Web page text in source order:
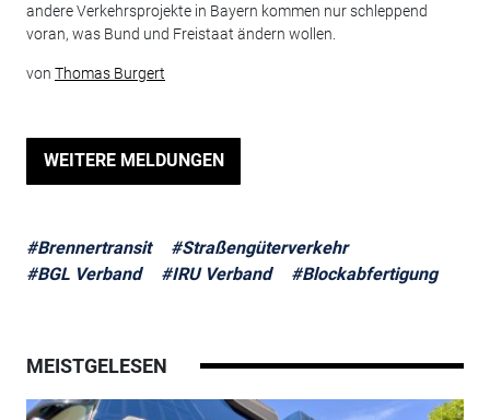
andere Verkehrsprojekte in Bayern kommen nur schleppend
voran, was Bund und Freistaat ändern wollen.
von Thomas Burgert
WEITERE MELDUNGEN
#Brennertransit
#Straßengüterverkehr
#BGL Verband
#IRU Verband #Blockabfertigung
MEISTGELESEN